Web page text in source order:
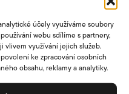
účely využíváme soubory
webu sdílíme s partnery,
vlivem využívání jejich služeb.
ke zpracování osobních
obsahu, reklamy a analytiky.